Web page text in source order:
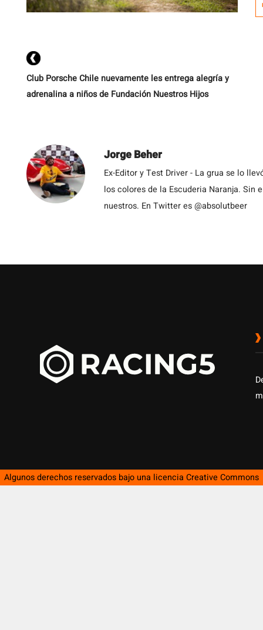
Club Porsche Chile nuevamente les entrega alegría y
adrenalina a niños de Fundación Nuestros Hijos
Jorge Beher
Ex-Editor y Test Driver - La grua se lo
los colores de la Escuderia Naranja. Sin
nuestros. En Twitter es @absolutbeer
Algunos derechos reservados bajo una licencia Creative Commons